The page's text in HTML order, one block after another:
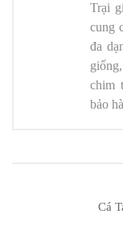
Trại
cung
đa
chim
bảo
Cá